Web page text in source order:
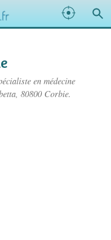
en médecine
, 80800 Corbie.